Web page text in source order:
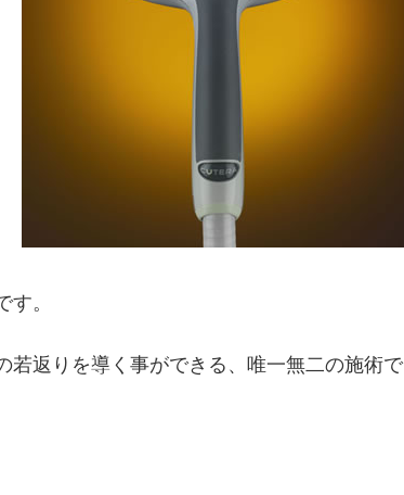
。
若返りを導く事ができる、唯一無二の施術で